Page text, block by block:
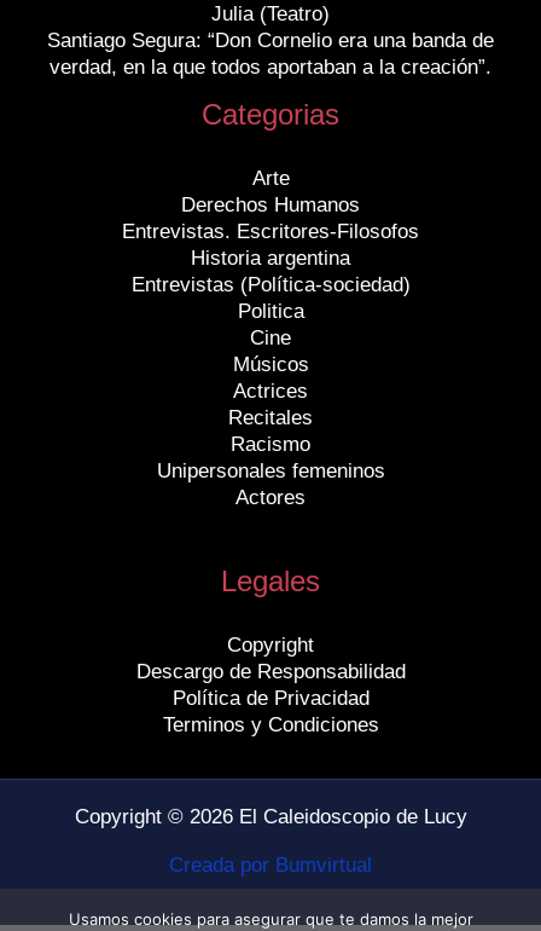
Julia (Teatro)
Santiago Segura: “Don Cornelio era una banda de
verdad, en la que todos aportaban a la creación”.
Categorias
Arte
Derechos Humanos
Entrevistas. Escritores-Filosofos
Historia argentina
Entrevistas (Política-sociedad)
Politica
Cine
Músicos
Actrices
Recitales
Racismo
Unipersonales femeninos
Actores
Legales
Copyright
Descargo de Responsabilidad
Política de Privacidad
Terminos y Condiciones
Copyright © 2026 El Caleidoscopio de Lucy
Creada por Bumvirtual
Usamos cookies para asegurar que te damos la mejor